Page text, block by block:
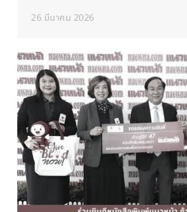
26 มีนาคม 2026